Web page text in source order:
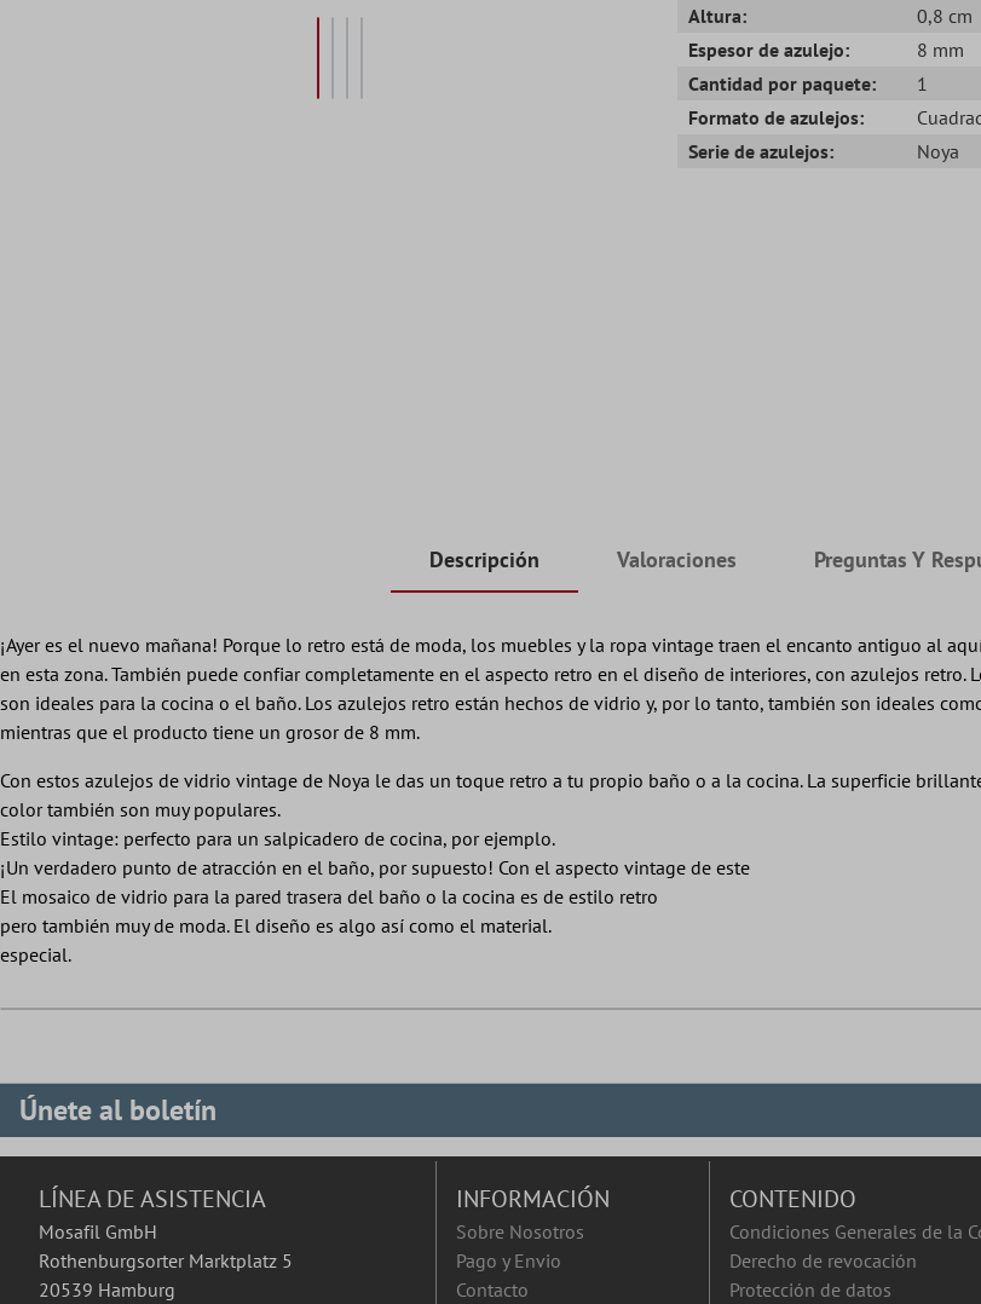
Altura:
0,8 cm
Espesor de azulejo:
8 mm
Cantidad por paquete:
1
Formato de azulejos:
Serie de azulejos:
Noya
Descripción Valoraciones Preguntas Y
¡Ayer es el nuevo mañana! Porque lo retro está de moda, los muebles y la ropa vintage traen el encanto antiguo al
en esta zona. También puede confiar completamente en el aspecto retro en el diseño de interiores, con azulejos
son ideales para la cocina o el baño. Los azulejos retro están hechos de vidrio y, por lo tanto, también son ideales
mientras que el producto tiene un grosor de 8 mm.
Con estos azulejos de vidrio vintage de Noya le das un toque retro a tu propio baño o a la cocina. La superficie
color también son muy populares.
Estilo vintage: perfecto para un salpicadero de cocina, por ejemplo.
¡Un verdadero punto de atracción en el baño, por supuesto! Con el aspecto vintage de este
El mosaico de vidrio para la pared trasera del baño o la cocina es de estilo retro
pero también muy de moda. El diseño es algo así como el material.
especial.
Únete al boletín
LÍNEA DE ASISTENCIA
Mosafil GmbH
Rothenburgsorter Marktplatz 5
20539 Hamburg
INFORMACIÓN
Sobre Nosotros
Pago y Envio
Contacto
CONTENIDO
Condiciones Generales de la
Derecho de revocación
Protección de datos